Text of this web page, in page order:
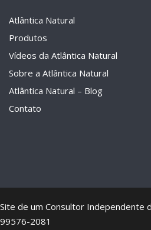
Atlântica Natural
Produtos
Vídeos da Atlântica Natural
Sobre a Atlântica Natural
Atlântica Natural – Blog
Contato
Site de um Consultor Independente
99576-2081